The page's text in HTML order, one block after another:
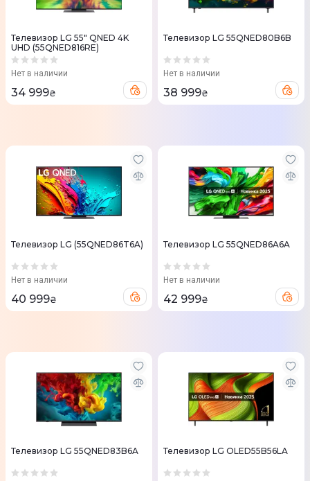
Телевизор LG 55" QNED 4K
UHD (55QNED816RE)
Нет в наличии
34 999₴
Телевизор LG 55QNED80B6B
Нет в наличии
38 999₴
Телевизор LG (55QNED86T6A)
Нет в наличии
40 999₴
Телевизор LG 55QNED86A6A
Нет в наличии
42 999₴
Телевизор LG 55QNED83B6A Телевизор LG OLED55B56LA